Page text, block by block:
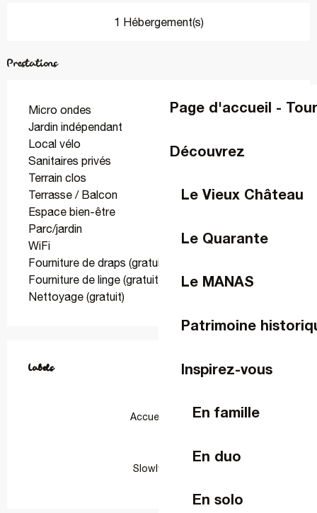
Page d'accueil -
Découvrez
Le Vieux Château
Le Quarante
Le MANAS
Patrimoine
Inspirez-vous
En famille
En duo
En solo
1 Hébergement(s)
Prestations
Micro ondes
Jardin indépendant
Local vélo
Sanitaires privés
Terrain clos
Terrasse / Balcon
Espace bien-être
Parc/jardin
WiFi
Fourniture de draps (gratuit)
Fourniture de linge (gratuit)
Nettoyage (gratuit)
Labels
Labels
Accueil Vélo
Slowlydays